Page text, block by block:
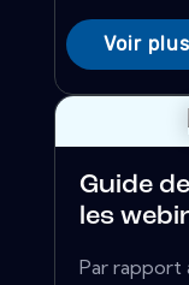
Voir plus
Guide
les
Par rapport